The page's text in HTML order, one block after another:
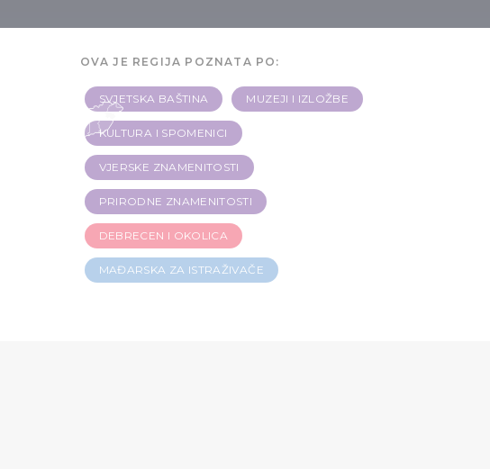
OVA JE REGIJA POZNATA PO:
SVJETSKA BAŠTINA MUZEJI I IZLOŽBE
KULTURA I SPOMENICI
VJERSKE ZNAMENITOSTI
PRIRODNE ZNAMENITOSTI
DEBRECEN I OKOLICA
MAĐARSKA ZA ISTRAŽIVAČE